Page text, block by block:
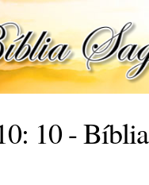
10 - Bíblia